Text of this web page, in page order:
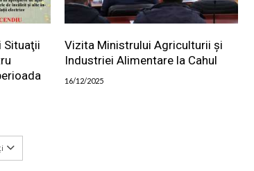
Situaţii
Vizita Ministrului Agriculturii și
Industriei Alimentare la Cahul
16/12/2025